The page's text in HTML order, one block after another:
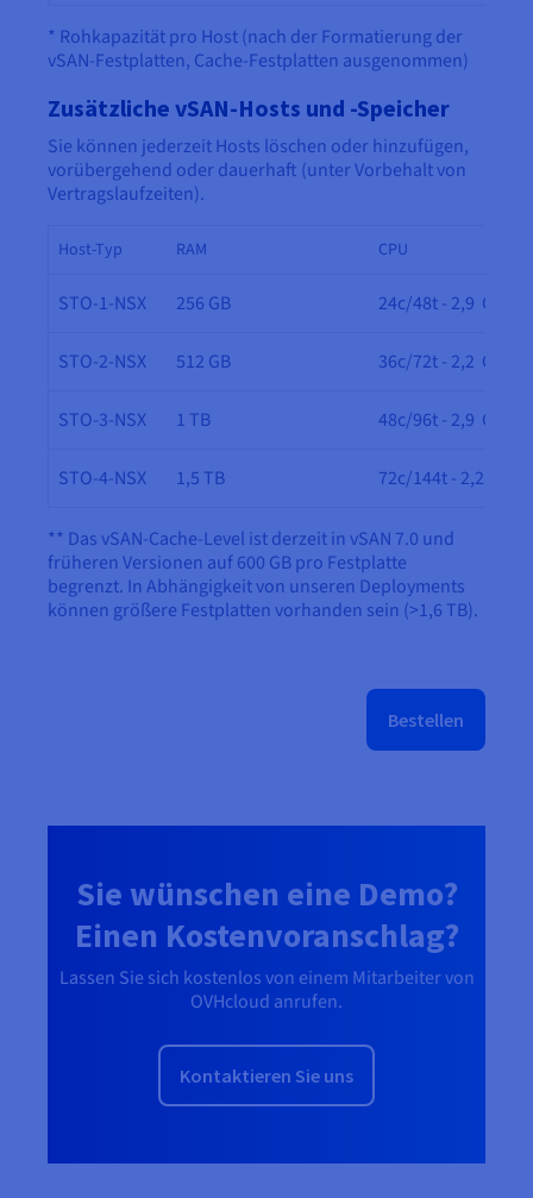
* Rohkapazität pro Host (nach der Formatierung der
vSAN-Festplatten, Cache-Festplatten ausgenommen)
Zusätzliche vSAN-Hosts und -Speicher
Sie können jederzeit Hosts löschen oder hinzufügen,
vorübergehend oder dauerhaft (unter Vorbehalt von
Vertragslaufzeiten).
Host-Typ RAM CPU
STO-1-NSX 256 GB 24c/48t - 2,9 GHz
STO-2-NSX 512 GB 36c/72t - 2,2 GHz
STO-3-NSX 1 TB 48c/96t - 2,9 GHz
STO-4-NSX 1,5 TB 72c/144t - 2,2 GHz
** Das vSAN-Cache-Level ist derzeit in vSAN 7.0 und
früheren Versionen auf 600 GB pro Festplatte
begrenzt. In Abhängigkeit von unseren Deployments
können größere Festplatten vorhanden sein (>1,6 TB).
Bestellen
Sie wünschen eine Demo?
Einen Kostenvoranschlag?
Lassen Sie sich kostenlos von einem Mitarbeiter von
OVHcloud anrufen.
Kontaktieren Sie uns